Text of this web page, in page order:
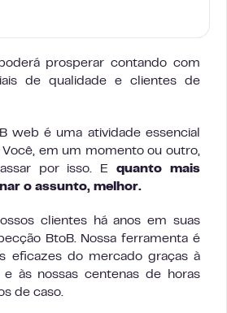
prosperar contando com
de qualidade e clientes de
web é uma atividade essencial
Você, em um momento ou outro,
por isso. Equanto mais
o assunto, melhor.
clientes há anos em suas
BtoB. Nossa ferramenta é
eficazes do mercado graças à
e às nossas centenas de horas
de caso.